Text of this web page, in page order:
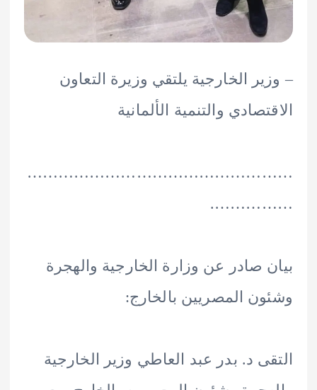
الخارجية يلتقي وزيرة التعاون
والتنمية الألمانية
صادر عن وزارة الخارجية والهجرة
المصريين بالخارج:
د. بدر عبد العاطي وزير الخارجية